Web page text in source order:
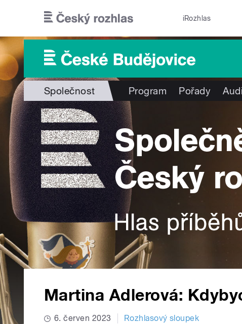
iRozhlas
Společnost Program Pořady
Martina Adlerová:
6. červen 2023 Rozhlasový sloupek